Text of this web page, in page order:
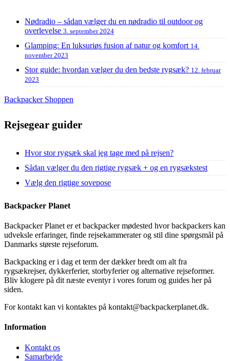
Nødradio – sådan vælger du en nødradio til outdoor og
overlevelse 3. september 2024
Glamping: En luksuriøs fusion af natur og komfort 14.
november 2023
Stor guide: hvordan vælger du den bedste rygsæk? 12. februar
2023
Backpacker Shoppen
Rejsegear guider
Hvor stor rygsæk skal jeg tage med på rejsen?
Sådan vælger du den rigtige rygsæk + og en rygsækstest
Vælg den rigtige sovepose
Backpacker Planet
Backpacker Planet er et backpacker mødested hvor backpackers kan
udveksle erfaringer, finde rejsekammerater og stil dine spørgsmål på
Danmarks største rejseforum.
Backpacking er i dag et term der dækker bredt om alt fra
rygsækrejser, dykkerferier, storbyferier og alternative rejseformer.
Bliv klogere på dit næste eventyr i vores forum og guides her på
siden.
For kontakt kan vi kontaktes på kontakt@backpackerplanet.dk.
Information
Kontakt os
Samarbejde